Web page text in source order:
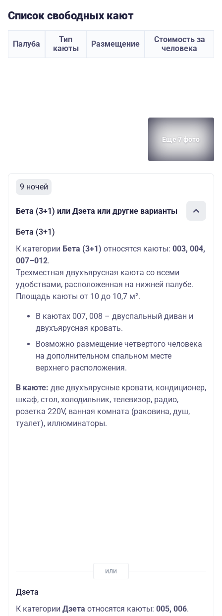
Список свободных кают
Палуба
Тип
каюты
Размещение
Стоимость за
человека
Еще 7 фото
9 ночей
Бета (3+1) или Дзета или другие варианты
Бета (3+1)
К категории Бета (3+1) относятся каюты: 003, 004,
007–012.
Трехместная двухъярусная каюта со всеми
удобствами, расположенная на нижней палубе.
Площадь каюты от 10 до 10,7 м².
В каютах 007, 008 – двуспальный диван и
двухъярусная кровать.
Возможно размещение четвертого человека
на дополнительном спальном месте
верхнего расположения.
В каюте: две двухъярусные кровати, кондиционер,
шкаф, стол, холодильник, телевизор, радио,
розетка 220V, ванная комната (раковина, душ,
туалет), иллюминаторы.
Дзета
К категории Дзета относятся каюты: 005, 006.